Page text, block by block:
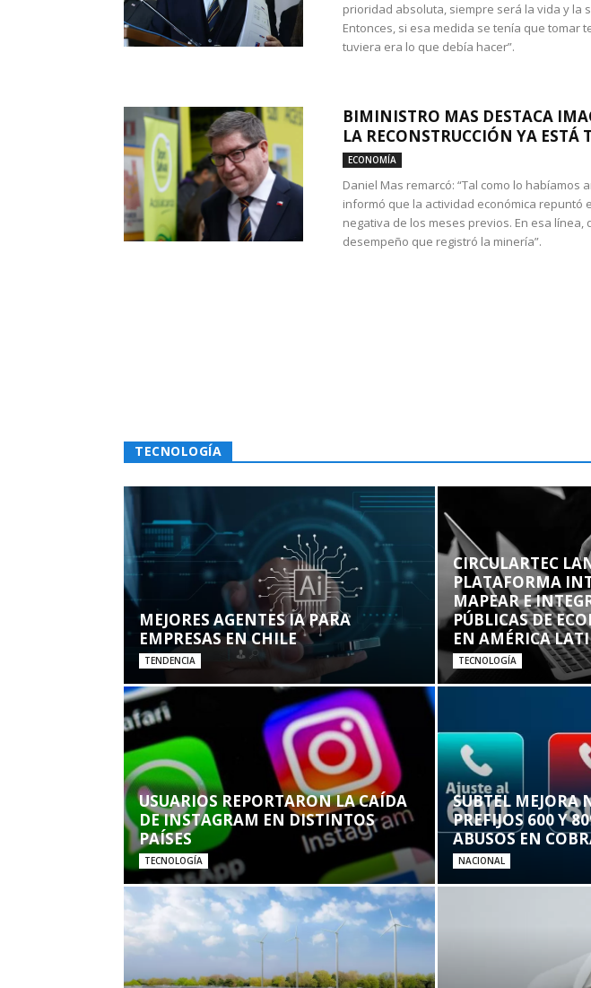
prioridad absoluta, siempre será la vida y la
Entonces, si esa medida se tenía que tomar
tuviera era lo que debía hacer”.
BIMINISTRO MAS DESTACA
LA RECONSTRUCCIÓN YA ESTÁ
ECONOMÍA
Daniel Mas remarcó: “Tal como lo habíamos
informó que la actividad económica repuntó
negativa de los meses previos. En esa línea,
desempeño que registró la minería”.
TECNOLOGÍA
MEJORES AGENTES IA PARA
EMPRESAS EN CHILE
TENDENCIA
CIRCULARTEC
PLATAFORMA
MAPEAR E
PÚBLICAS DE
EN AMÉRICA
TECNOLOGÍA
USUARIOS REPORTARON LA CAÍDA
DE INSTAGRAM EN DISTINTOS
PAÍSES
TECNOLOGÍA
SUBTEL MEJORA
PREFIJOS 600 Y
ABUSOS EN
NACIONAL